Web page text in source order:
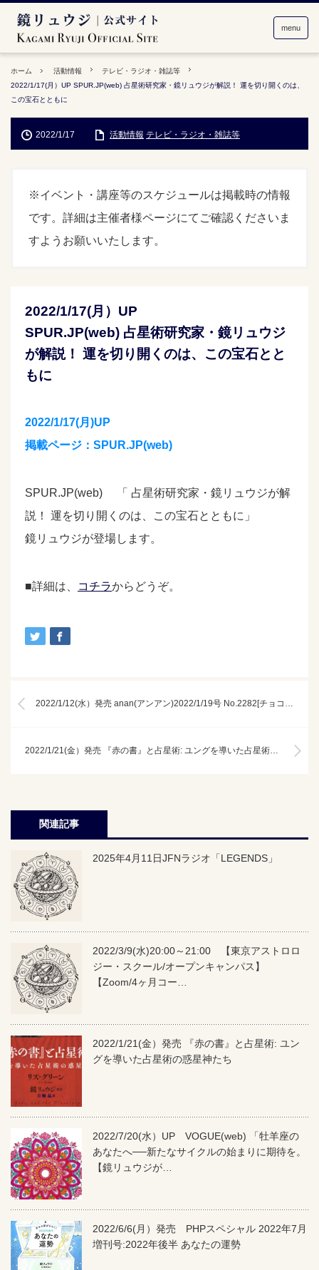
menu
ホーム 活動情報
テレビ・ラジオ・雑誌等
2022/1/17(月）UP SPUR.JP(web) 占星術研究家・鏡リュウジが解説！ 運を切り開くのは、
この宝石とともに
2022/1/17 活動情報 テレビ・ラジオ・雑誌等
※イベント・講座等のスケジュールは掲載時の情報
です。詳細は主催者様ページにてご確認くださいま
すようお願いいたします。
2022/1/17(月）UP
SPUR.JP(web) 占星術研究家・鏡リュウジ
が解説！ 運を切り開くのは、この宝石とと
もに
2022/1/17(月)UP
掲載ページ：SPUR.JP(web)
SPUR.JP(web) 「 占星術研究家・鏡リュウジが解
説！ 運を切り開くのは、この宝石とともに」
鏡リュウジが登場します。
■詳細は、 コチラからどうぞ。
2022/1/12(水）発売 anan(アンアン)2022/1/19号 No.2282[チョコレート LOVE2022/King & Prince]
2022/1/21(金）発売 『赤の書』と占星術: ユングを導いた占星術の惑星神たち
関連記事
2025年4月11日JFNラジオ「LEGENDS」
2022/3/9(水)20:00～21:00 【東京アストロロ
ジー・スクール/オープンキャンパス】
【Zoom/4ヶ月コー…
2022/1/21(金）発売 『赤の書』と占星術: ユン
グを導いた占星術の惑星神たち
2022/7/20(水）UP VOGUE(web) 「牡羊座の
あなたへ──新たなサイクルの始まりに期待を。
【鏡リュウジが…
2022/6/6(月）発売 PHPスペシャル 2022年7月
増刊号:2022年後半 あなたの運勢